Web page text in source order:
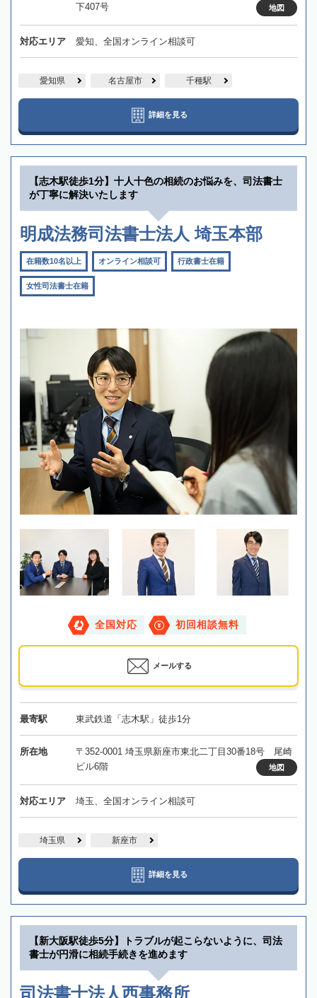
下407号
地図
対応エリア 愛知、全国オンライン相談可
愛知県 名古屋市 千種駅
詳細を見る
【志木駅徒歩1分】十人十色の相続のお悩みを、司法書士
が丁寧に解決いたします
明成法務司法書士法人 埼玉本部
在籍数10名以上 オンライン相談可 行政書士在籍
女性司法書士在籍
全国対応 初回相談無料
メールする
最寄駅 東武鉄道「志木駅」徒歩1分
所在地
〒352-0001 埼玉県新座市東北二丁目30番18号 尾崎
ビル6階
地図
対応エリア 埼玉、全国オンライン相談可
埼玉県 新座市
詳細を見る
【新大阪駅徒歩5分】トラブルが起こらないように、司法
書士が円滑に相続手続きを進めます
司法書士法人西事務所